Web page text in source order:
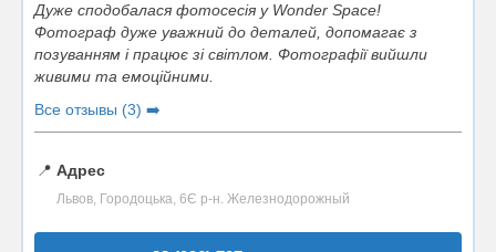
Дуже сподобалася фотосесія у Wonder Space!
Фотограф дуже уважний до деталей, допомагає з
позуванням і працює зі світлом. Фотографії вийшли
живими та емоційними.
Все отзывы (3) ➡️
📍 Адрес
Львов, Городоцька, 6Є р-н. Железнодорожный